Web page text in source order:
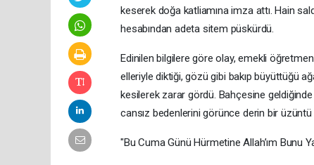
keserek doğa katliamına imza attı. Hain
hesabından adeta sitem püskürdü.
​Edinilen bilgilere göre olay, emekli
elleriyle diktiği, gözü gibi bakıp büyüttüğü
kesilerek zarar gördü. Bahçesine
cansız bedenlerini görünce derin bir üzüntü
​"Bu Cuma Günü Hürmetine Allah’ım Bunu